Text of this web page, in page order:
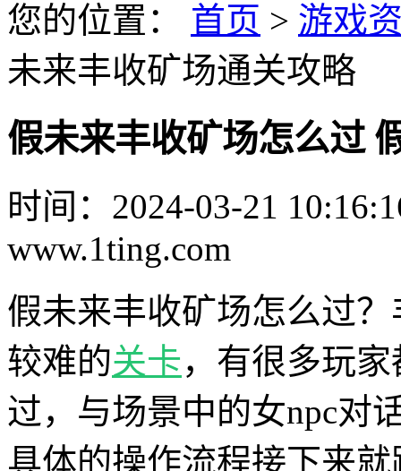
您的位置： 首页 > 游戏
未来丰收矿场通关攻略
假未来丰收矿场怎么过
时间：2024-03-21
www.1ting.com
假未来丰收矿场怎么过
较难的关卡，有很多玩
过，与场景中的女npc对
具体的操作流程接下来